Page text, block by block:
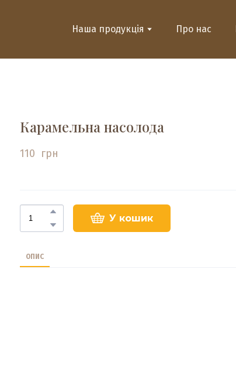
Наша продукція Про нас
Карамельна насолода
110  грн
У кошик
ОПИС